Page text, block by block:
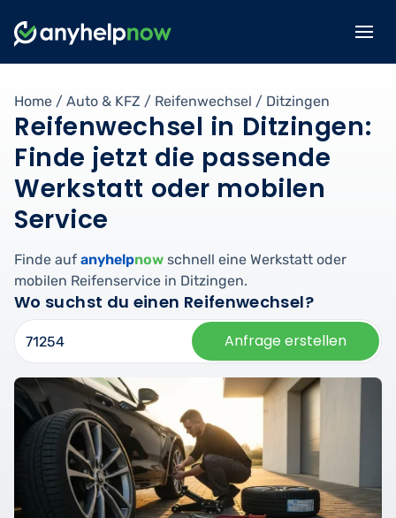
Home / Auto & KFZ / Reifenwechsel / Ditzingen
Reifenwechsel in Ditzingen:
Finde jetzt die passende
Werkstatt oder mobilen
Service
Finde auf anyhelpnow schnell eine Werkstatt oder
mobilen Reifenservice in Ditzingen.
Wo suchst du einen Reifenwechsel?
Anfrage erstellen